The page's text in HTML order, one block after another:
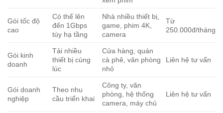
Gói tốc độ
cao
Có thể lên
đến 1Gbps
tùy hạ tầng
Nhà nhiều thiết bị,
game, phim 4K,
camera
Từ
250.000đ/tháng
Gói kinh
doanh
Tải nhiều
thiết bị cùng
lúc
Cửa hàng, quán
cà phê, văn phòng
nhỏ
Liên hệ tư vấn
Gói doanh
nghiệp
Theo nhu
cầu triển khai
Công ty, văn
phòng, hệ thống
camera, máy chủ
Liên hệ tư vấn